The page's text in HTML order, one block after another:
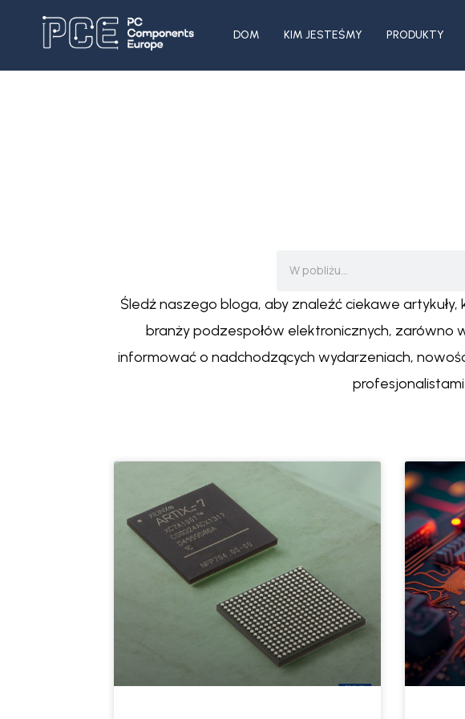
DOM KIM JESTEŚMY PRODUKTY
Śledź naszego bloga, aby znaleźć ciekawe
branży podzespołów elektronicznych, zarówno
informować o nadchodzących wydarzeniach,